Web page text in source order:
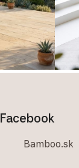
Facebook
Bamboo.sk